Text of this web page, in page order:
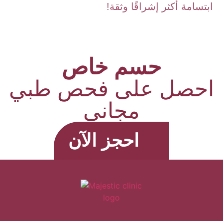
ابتسامة أكثر إشراقًا وثقة!
حسم خاص
احصل على فحص طبي
مجاني
احجز الآن